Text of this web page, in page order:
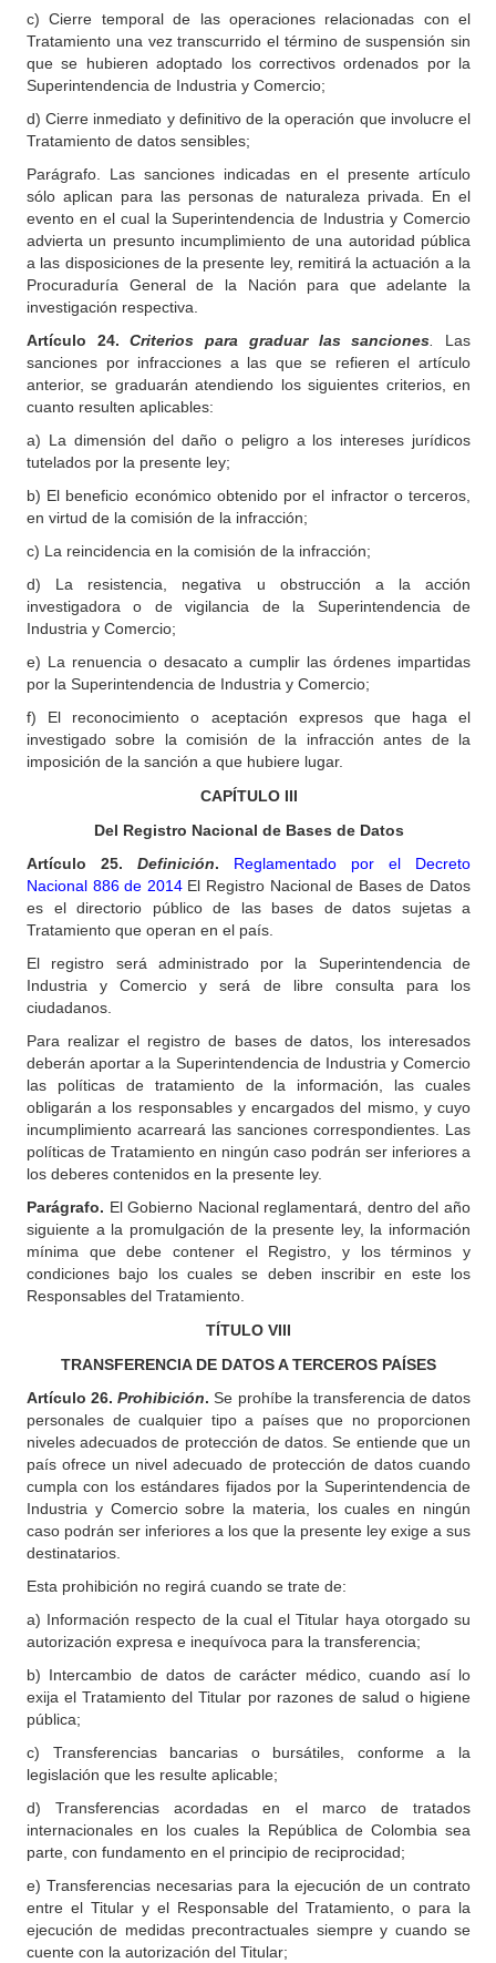
c) Cierre temporal de las operaciones relacionadas con el
Tratamiento una vez transcurrido el término de suspensión sin
que se hubieren adoptado los correctivos ordenados por la
Superintendencia de Industria y Comercio;
d) Cierre inmediato y definitivo de la operación que involucre el
Tratamiento de datos sensibles;
Parágrafo. Las sanciones indicadas en el presente artículo
sólo aplican para las personas de naturaleza privada. En el
evento en el cual la Superintendencia de Industria y Comercio
advierta un presunto incumplimiento de una autoridad pública
a las disposiciones de la presente ley, remitirá la actuación a la
Procuraduría General de la Nación para que adelante la
investigación respectiva.
Artículo 24.Criterios para graduar las sanciones
Las
sanciones por infracciones a las que se refieren el artículo
anterior, se graduarán atendiendo los siguientes criterios, en
cuanto resulten aplicables:
a) La dimensión del daño o peligro a los intereses jurídicos
tutelados por la presente ley;
b) El beneficio económico obtenido por el infractor o terceros,
en virtud de la comisión de la infracción;
c) La reincidencia en la comisión de la infracción;
d) La resistencia, negativa u obstrucción a la acción
investigadora o de vigilancia de la Superintendencia de
Industria y Comercio;
e) La renuencia o desacato a cumplir las órdenes impartidas
por la Superintendencia de Industria y Comercio;
f) El reconocimiento o aceptación expresos que haga el
investigado sobre la comisión de la infracción antes de la
imposición de la sanción a que hubiere lugar.
CAPÍTULOIII
Del Registro Nacional de Bases de Datos
Artículo 25. Definición. Reglamentado por el Decreto
Nacional 886 de 2014El Registro Nacional de Bases de Datos
es el directorio público de las bases de datos sujetas a
Tratamiento que operan en el país.
El registro será administrado por la Superintendencia de
Industria y Comercio y será de libre consulta para los
ciudadanos.
Para realizar el registro de bases de datos, los interesados
deberán aportar a la Superintendencia de Industria y Comercio
las políticas de tratamiento de la información, las cuales
obligarán a los responsables y encargados del mismo, y cuyo
incumplimiento acarreará las sanciones correspondientes. Las
políticas de Tratamiento en ningún caso podrán ser inferiores a
los deberes contenidos en la presente ley.
Parágrafo. El Gobierno Nacional reglamentará, dentro del año
siguiente a la promulgación de la presente ley, la información
mínima que debe contener el Registro, y los términos y
condiciones bajo los cuales se deben inscribir en este los
Responsables del Tratamiento.
TÍTULO VIII
TRANSFERENCIA DE DATOS A TERCEROS PAÍSES
Artículo26.Prohibición. Se prohíbe la transferencia de datos
personales de cualquier tipo a países que no proporcionen
niveles adecuados de protección de datos. Se entiende que un
país ofrece un nivel adecuado de protección de datos cuando
cumpla con los estándares fijados por la Superintendencia de
Industria y Comercio sobre la materia, los cuales en ningún
caso podrán ser inferiores a los que la presente ley exige a sus
destinatarios.
Esta prohibición no regirá cuando se trate de:
a) Información respecto de la cual el Titular haya otorgado su
autorización expresa e inequívoca para la transferencia;
b) Intercambio de datos de carácter médico, cuando así lo
exija el Tratamiento del Titular por razones de salud o higiene
pública;
c) Transferencias bancarias o bursátiles, conforme a la
legislación que les resulte aplicable;
d) Transferencias acordadas en el marco de tratados
internacionales en los cuales la República de Colombia sea
parte, con fundamento en el principio de reciprocidad;
e) Transferencias necesarias para la ejecución de un contrato
entre el Titular y el Responsable del Tratamiento, o para la
ejecución de medidas precontractuales siempre y cuando se
cuente con la autorización del Titular;